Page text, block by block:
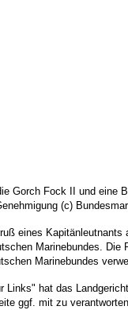
Gorch Fock II und eine
(c)
eines
Marinebundes.
Marinebundes
hat das
ggf. mit zu